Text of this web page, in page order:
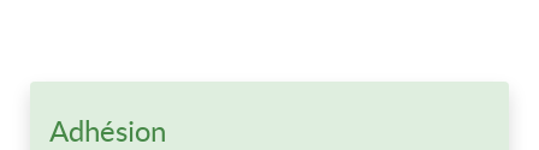
Adhésion